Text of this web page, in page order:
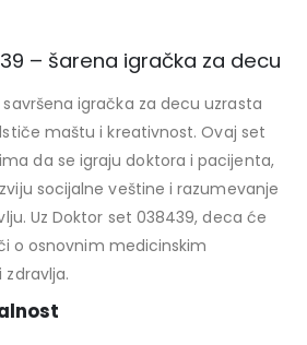
– šarena igračka za decu
igračka za decu uzrasta
maštu i kreativnost. Ovaj set
da se igraju doktora i pacijenta,
socijalne veštine i razumevanje
Uz Doktor set 038439, deca će
o osnovnim medicinskim